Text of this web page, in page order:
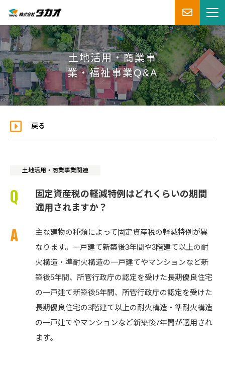
土地活用・商業事
業・福祉事業Q&A
戻る
土地活用・商業事業関連
固定資産税の軽減特例はどれくらいの期間
適用されますか？
主な建物の種類によって固定資産税の軽減特例が異
なります。一戸建て新築後3年間や3階建て以上の耐
火構造・準耐火構造の一戸建てやマンションなど新
築後5年間、所管行政庁の認定を受けた長期優良住宅
の一戸建て新築後5年間、所管行政庁の認定を受けた
長期優良住宅の3階建て以上の耐火構造・準耐火構造
の一戸建てやマンションなど新築後7年間が適用され
ます。